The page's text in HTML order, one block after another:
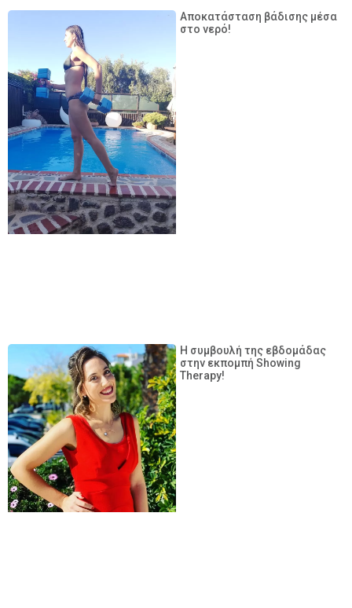
Αποκατάσταση βάδισης μέσα
στο νερό!
Η συμβουλή της εβδομάδας
στην εκπομπή Showing
Therapy!